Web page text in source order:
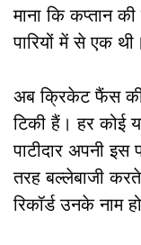
माना कि कप्तान
पारियों में से एक थी।
अब क्रिकेट फैंस
टिकी हैं। हर कोई
पाटीदार अपनी इस
तरह बल्लेबाजी
रिकॉर्ड उनके नाम